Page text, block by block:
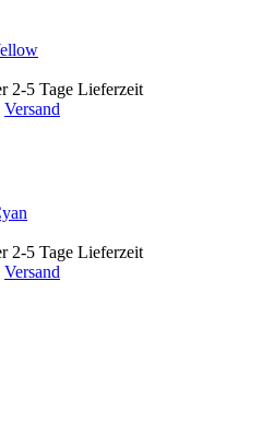
Versand
Versand